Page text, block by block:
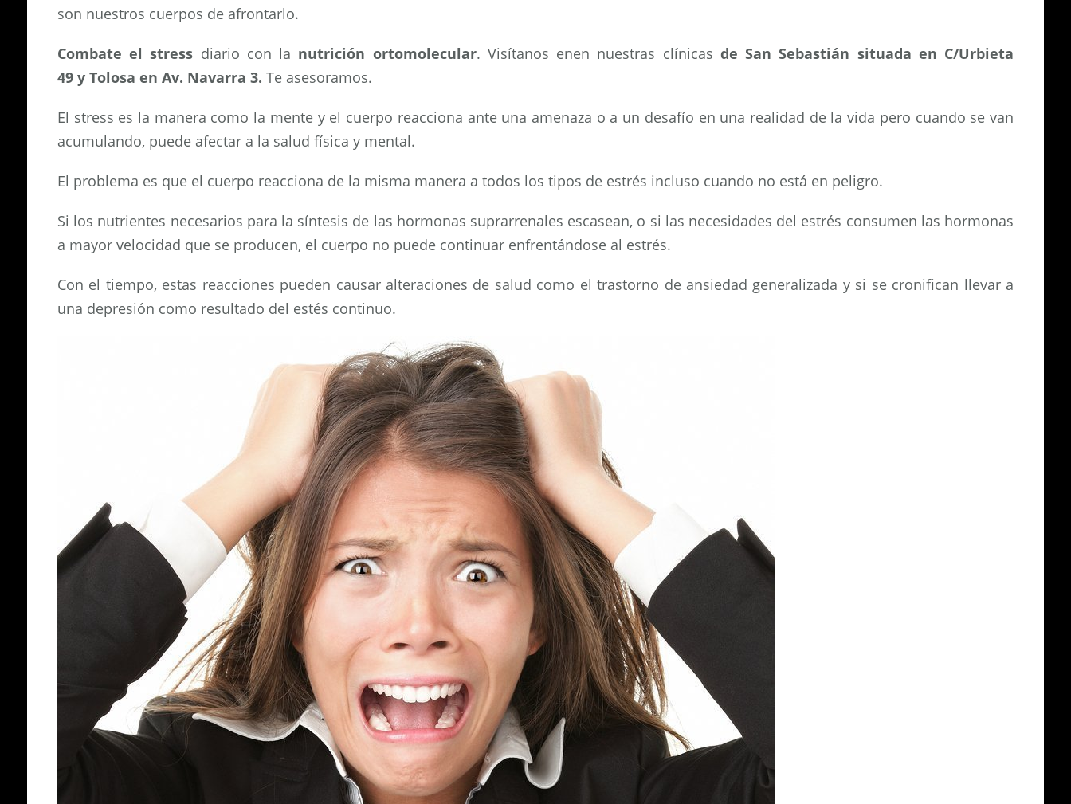
son nuestros cuerpos de afrontarlo.
Combate el stress diario con la nutrición ortomolecular. Visítanos enen nuestras clínicas deSan Sebastián situada en C/Urbieta
49y Tolosa en Av. Navarra 3. Te asesoramos.
El stress es la manera como la mente y el cuerpo reacciona ante una amenaza o a un desafío en una realidad de la vida pero cuando se van
acumulando, puede afectar a la salud física y mental.
El problema es que el cuerpo reacciona de la misma manera a todos los tipos de estrés incluso cuando no está en peligro.
Si los nutrientes necesarios para la síntesis de las hormonas suprarrenales escasean, o si las necesidades del estrés consumen las hormonas
a mayor velocidad que se producen, el cuerpo no puede continuar enfrentándose al estrés.
Con el tiempo, estas reacciones pueden causar alteraciones de salud como el trastorno de ansiedad generalizada y si se cronifican llevar a
una depresión como resultado del estés continuo.